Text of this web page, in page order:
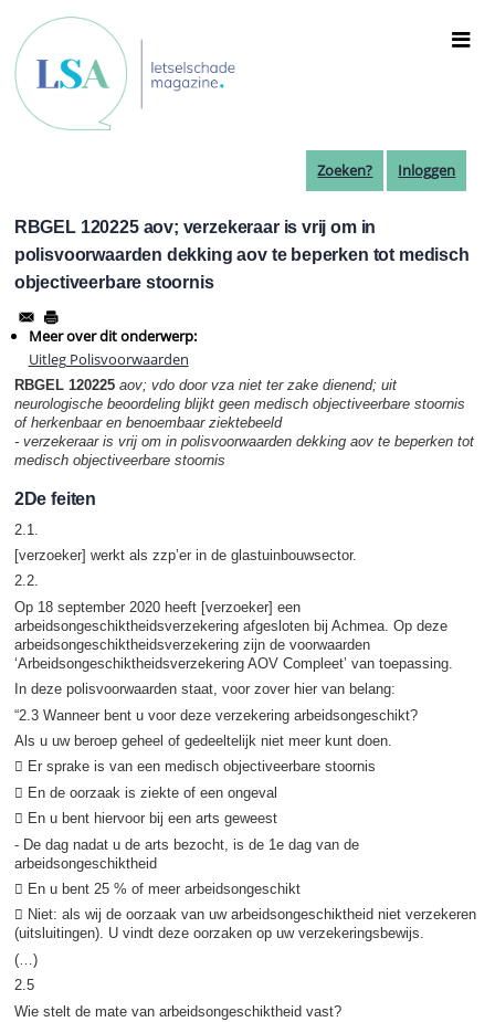
naar
de
inhoud
gaan
Zoeken? Inloggen
RBGEL 120225 aov; verzekeraar is vrij om in
polisvoorwaarden dekking aov te beperken tot medisch
objectiveerbare stoornis
Meer over dit onderwerp:
Uitleg Polisvoorwaarden
RBGEL 120225 aov; vdo door vza niet ter zake dienend; uit
neurologische beoordeling blijkt geen medisch objectiveerbare stoornis
of herkenbaar en benoembaar ziektebeeld
- verzekeraar is vrij om in polisvoorwaarden dekking aov te beperken tot
medisch objectiveerbare stoornis
2De feiten
2.1.
[verzoeker] werkt als zzp’er in de glastuinbouwsector.
2.2.
Op 18 september 2020 heeft [verzoeker] een
arbeidsongeschiktheidsverzekering afgesloten bij Achmea. Op deze
arbeidsongeschiktheidsverzekering zijn de voorwaarden
‘Arbeidsongeschiktheidsverzekering AOV Compleet’ van toepassing.
In deze polisvoorwaarden staat, voor zover hier van belang:
“2.3 Wanneer bent u voor deze verzekering arbeidsongeschikt?
Als u uw beroep geheel of gedeeltelijk niet meer kunt doen.
 Er sprake is van een medisch objectiveerbare stoornis
 En de oorzaak is ziekte of een ongeval
 En u bent hiervoor bij een arts geweest
- De dag nadat u de arts bezocht, is de 1e dag van de
arbeidsongeschiktheid
 En u bent 25 % of meer arbeidsongeschikt
 Niet: als wij de oorzaak van uw arbeidsongeschiktheid niet verzekeren
(uitsluitingen). U vindt deze oorzaken op uw verzekeringsbewijs.
(…)
2.5
Wie stelt de mate van arbeidsongeschiktheid vast?